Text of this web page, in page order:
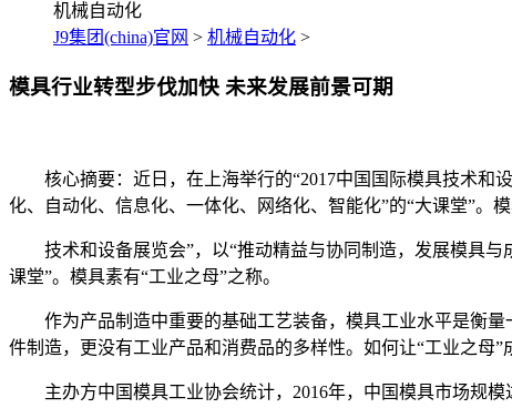
机械自动化
J9集团(china)官网 > 机械自动化 >
模具行业转型步伐加快 未来发展前景可期
核心摘要：近日，在上海举行的“2017中国国际模具技术和设
化、自动化、信息化、一体化、网络化、智能化”的“大课堂”。模
技术和设备展览会”，以“推动精益与协同制造，发展模具与
课堂”。模具素有“工业之母”之称。
作为产品制造中重要的基础工艺装备，模具工业水平是衡量
件制造，更没有工业产品和消费品的多样性。如何让“工业之母”
主办方中国模具工业协会统计，2016年，中国模具市场规模